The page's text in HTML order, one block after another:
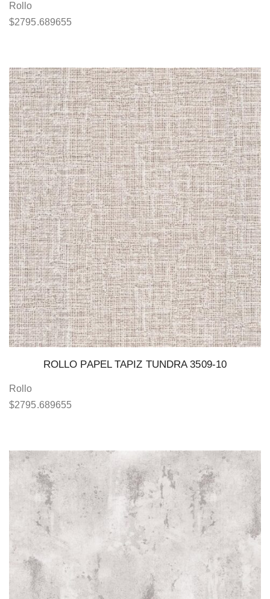
Rollo
$2795.689655
ROLLO PAPEL TAPIZ TUNDRA 3509-10
Rollo
$2795.689655